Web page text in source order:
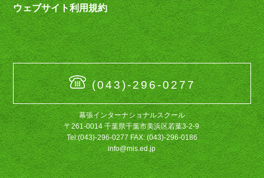
ウェブサイト利用規約
(043)-296-0277
幕張インターナショナルスクール
〒261-0014 千葉県千葉市美浜区若葉3-2-9
Tel:(043)-296-0277 FAX: (043)-296-0186
info@mis.ed.jp